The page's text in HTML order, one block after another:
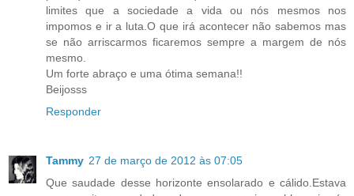
limites que a sociedade a vida ou nós mesmos nos
impomos e ir a luta.O que irá acontecer não sabemos mas
se não arriscarmos ficaremos sempre a margem de nós
mesmo.
Um forte abraço e uma ótima semana!!
Beijosss
Responder
Tammy 27 de março de 2012 às 07:05
Que saudade desse horizonte ensolarado e cálido.Estava